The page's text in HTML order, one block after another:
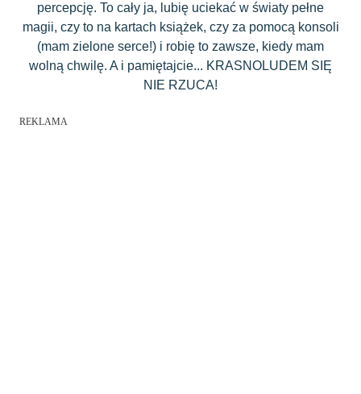
percepcję. To cały ja, lubię uciekać w światy pełne
magii, czy to na kartach książek, czy za pomocą konsoli
(mam zielone serce!) i robię to zawsze, kiedy mam
wolną chwilę. A i pamiętajcie... KRASNOLUDEM SIĘ
NIE RZUCA!
REKLAMA